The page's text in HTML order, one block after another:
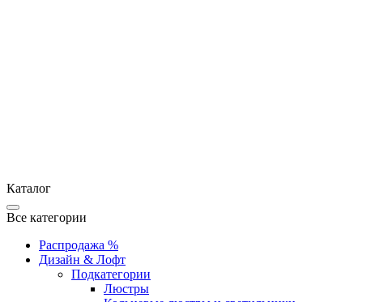
Каталог
Все категории
Распродажа %
Дизайн & Лофт
Подкатегории
Люстры